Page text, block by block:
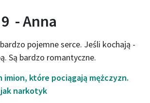
- Anna
pojemne serce. Jeśli kochają -
Są bardzo romantyczne.
imion, które pociągają mężczyzn.
jak narkotyk